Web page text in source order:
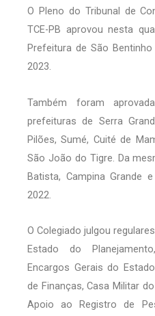
O Pleno do Tribunal de
TCE-PB aprovou nesta
Prefeitura de São
2023.
Também foram
prefeituras de Serra
Pilões, Sumé, Cuité de
São João do Tigre. Da
Batista, Campina Grande
2022.
O Colegiado julgou
Estado do
Encargos Gerais do
de Finanças, Casa Militar
Apoio ao Registro de